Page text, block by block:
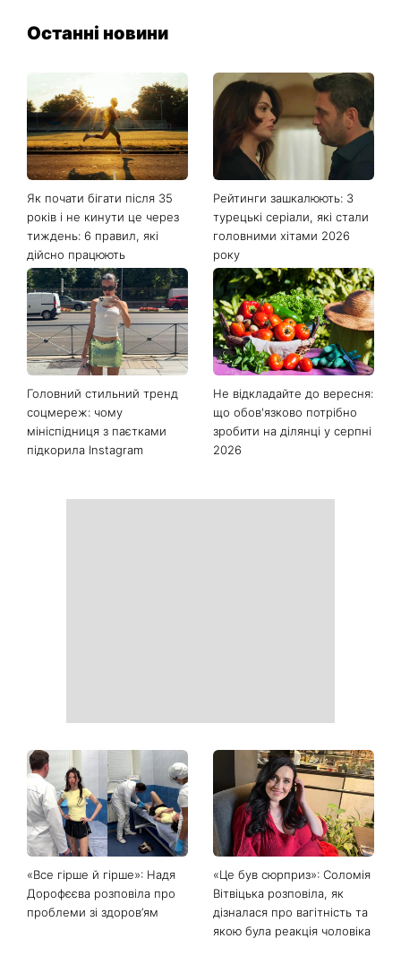
Останні новини
Головний стильний тренд
соцмереж: чому
мініспідниця з паєтками
підкорила Instagram
Не відкладайте до вересня:
що обов'язково потрібно
зробити на ділянці у серпні
2026